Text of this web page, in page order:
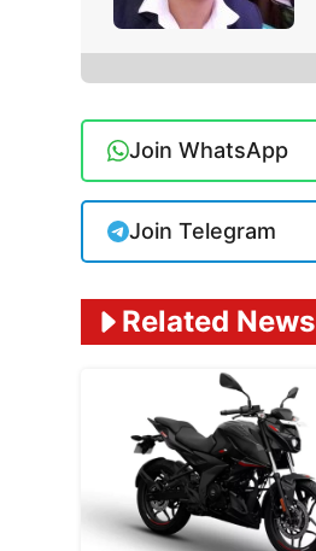
Join WhatsApp
Join Telegram
Related News